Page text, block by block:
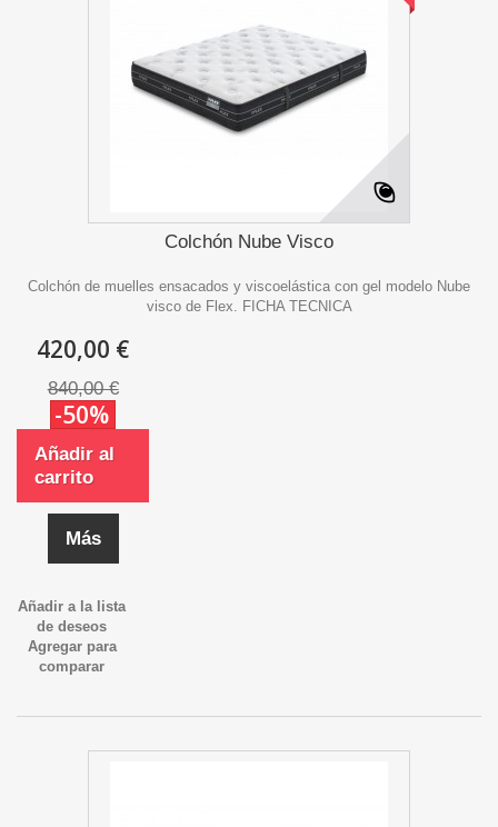
Colchón Nube Visco
Colchón de muelles ensacados y viscoelástica con gel modelo Nube
visco de Flex. FICHA TECNICA
420,00 €
840,00 €
-50%
Añadir al
carrito
Más
Añadir a la lista
de deseos
Agregar para
comparar